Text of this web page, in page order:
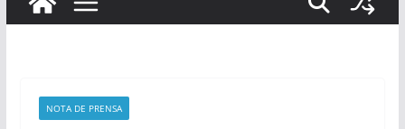
NOTA DE PRENSA